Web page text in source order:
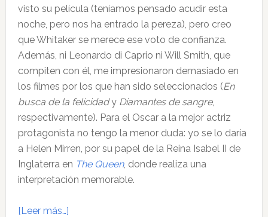
visto su película (teníamos pensado acudir esta
noche, pero nos ha entrado la pereza), pero creo
que Whitaker se merece ese voto de confianza.
Además, ni Leonardo di Caprio ni Will Smith, que
compiten con él, me impresionaron demasiado en
los filmes por los que han sido seleccionados (En
busca de la felicidady Diamantes de sangre,
respectivamente). Para el Oscar a la mejor actriz
protagonista no tengo la menor duda: yo se lo daría
a Helen Mirren, por su papel de la Reina Isabel II de
Inglaterra en The Queen, donde realiza una
interpretación memorable.
[Leer más…]acerca